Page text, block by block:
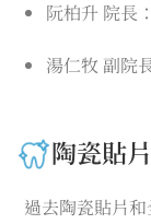
阮柏升 院長
湯仁牧 副院
陶瓷貼
過去陶瓷貼片